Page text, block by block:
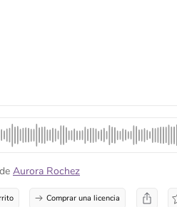
de Aurora Rochez
Comprar una licencia